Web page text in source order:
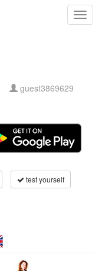
guest3869629
test yourself